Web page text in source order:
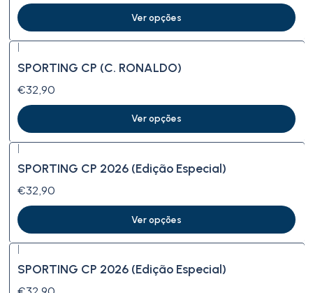
Ver opções
SPORTING CP (C. RONALDO)
€32,90
Ver opções
|
SPORTING CP 2026 (Edição Especial)
€32,90
Ver opções
SPORTING CP 2026 (Edição Especial)